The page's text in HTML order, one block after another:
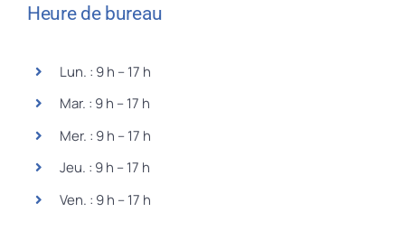
Heure de bureau
Lun. : 9 h – 17 h
Mar. : 9 h – 17 h
Mer. : 9 h – 17 h
Jeu. : 9 h – 17 h
Ven. : 9 h – 17 h